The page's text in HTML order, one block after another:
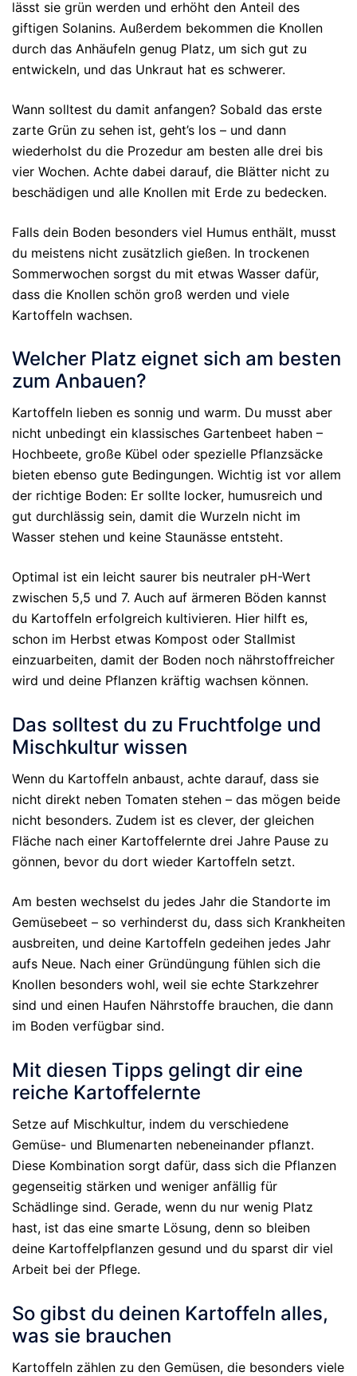
lässt sie grün werden und erhöht den Anteil des
giftigen Solanins. Außerdem bekommen die Knollen
durch das Anhäufeln genug Platz, um sich gut zu
entwickeln, und das Unkraut hat es schwerer.
Wann solltest du damit anfangen? Sobald das erste
zarte Grün zu sehen ist, geht’s los – und dann
wiederholst du die Prozedur am besten alle drei bis
vier Wochen. Achte dabei darauf, die Blätter nicht zu
beschädigen und alle Knollen mit Erde zu bedecken.
Falls dein Boden besonders viel Humus enthält, musst
du meistens nicht zusätzlich gießen. In trockenen
Sommerwochen sorgst du mit etwas Wasser dafür,
dass die Knollen schön groß werden und viele
Kartoffeln wachsen.
Welcher Platz eignet sich am besten
zum Anbauen?
Kartoffeln lieben es sonnig und warm. Du musst aber
nicht unbedingt ein klassisches Gartenbeet haben –
Hochbeete, große Kübel oder spezielle Pflanzsäcke
bieten ebenso gute Bedingungen. Wichtig ist vor allem
der richtige Boden: Er sollte locker, humusreich und
gut durchlässig sein, damit die Wurzeln nicht im
Wasser stehen und keine Staunässe entsteht.
Optimal ist ein leicht saurer bis neutraler pH-Wert
zwischen 5,5 und 7. Auch auf ärmeren Böden kannst
du Kartoffeln erfolgreich kultivieren. Hier hilft es,
schon im Herbst etwas Kompost oder Stallmist
einzuarbeiten, damit der Boden noch nährstoffreicher
wird und deine Pflanzen kräftig wachsen können.
Das solltest du zu Fruchtfolge und
Mischkultur wissen
Wenn du Kartoffeln anbaust, achte darauf, dass sie
nicht direkt neben Tomaten stehen – das mögen beide
nicht besonders. Zudem ist es clever, der gleichen
Fläche nach einer Kartoffelernte drei Jahre Pause zu
gönnen, bevor du dort wieder Kartoffeln setzt.
Am besten wechselst du jedes Jahr die Standorte im
Gemüsebeet – so verhinderst du, dass sich Krankheiten
ausbreiten, und deine Kartoffeln gedeihen jedes Jahr
aufs Neue. Nach einer Gründüngung fühlen sich die
Knollen besonders wohl, weil sie echte Starkzehrer
sind und einen Haufen Nährstoffe brauchen, die dann
im Boden verfügbar sind.
Mit diesen Tipps gelingt dir eine
reiche Kartoffelernte
Setze auf Mischkultur, indem du verschiedene
Gemüse- und Blumenarten nebeneinander pflanzt.
Diese Kombination sorgt dafür, dass sich die Pflanzen
gegenseitig stärken und weniger anfällig für
Schädlinge sind. Gerade, wenn du nur wenig Platz
hast, ist das eine smarte Lösung, denn so bleiben
deine Kartoffelpflanzen gesund und du sparst dir viel
Arbeit bei der Pflege.
So gibst du deinen Kartoffeln alles,
was sie brauchen
Kartoffeln zählen zu den Gemüsen, die besonders viele